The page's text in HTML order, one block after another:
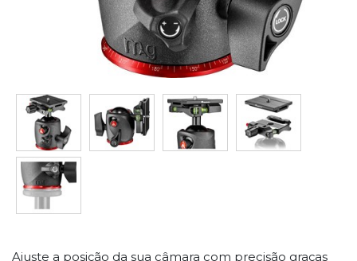
Ajuste a posição da sua câmara com precisão graças